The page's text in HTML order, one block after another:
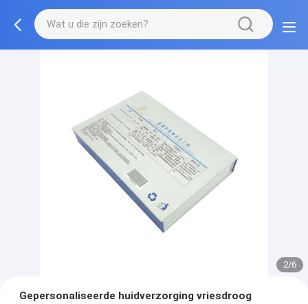
2/6
Gepersonaliseerde huidverzorging vriesdroog